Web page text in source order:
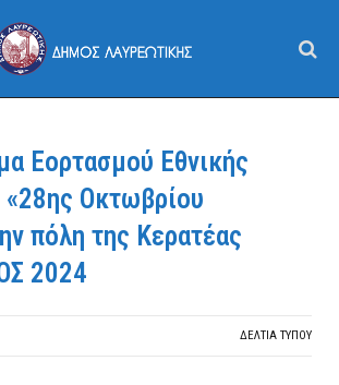
Εορτασμού Εθνικής
«28ης Οκτωβρίου
πόλη της Κερατέας
2024
ΔΕΛΤΙΑ ΤΥΠΟΥ